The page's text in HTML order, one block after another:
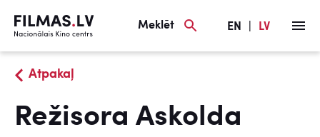
Meklēt EN LV
Atpakaļ
Režisora Askolda